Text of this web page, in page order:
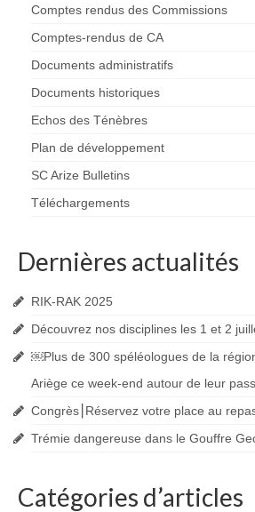
Les Clubs
SSAPO
GSC
SCAr
Accès Réglementés
Les accès réglementés
Galerie Classiques
Comptes rendus des Commissions
Comptes-rendus de CA
Documents administratifs
Documents historiques
Echos des Ténèbres
Plan de développement
SC Arize Bulletins
Téléchargements
Dernières actualités
RIK-RAK 2025
Découvrez nos disciplines les 1 et 2
￼Plus de 300 spéléologues de la
Ariège ce week-end autour de leur
Congrès⎮Réservez votre place au
Trémie dangereuse dans le Gouffre
Catégories d’articles